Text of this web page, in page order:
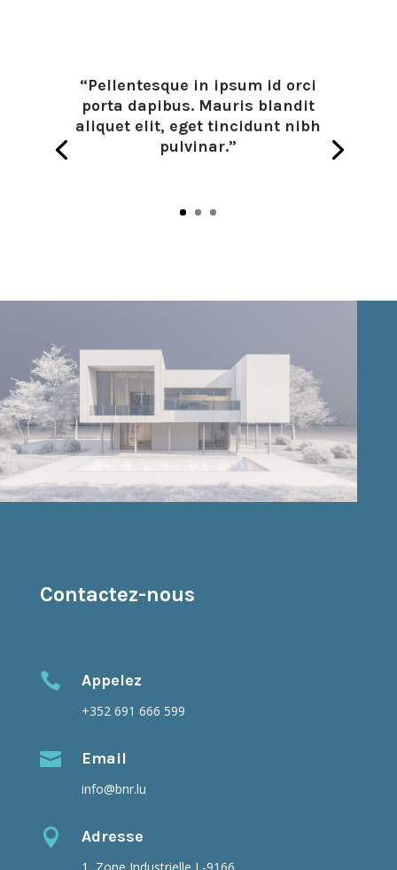
“Pellentesque in ipsum id orci
porta dapibus. Mauris blandit
aliquet elit, eget tincidunt nibh
pulvinar.”
Contactez-nous
 Appelez
+352 691 666 599
 Email
info@bnr.lu
 Adresse